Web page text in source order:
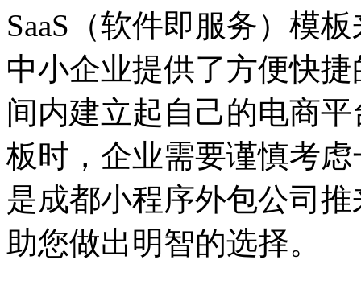
SaaS（软件即服务）模
中小企业提供了方便快
间内建立起自己的电商
板时，企业需要谨慎考
是成都小程序外包公司
助您做出明智的选择。